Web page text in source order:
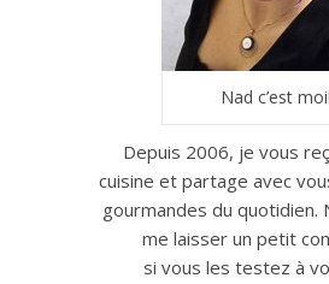
Nad c’est moi!
Depuis 2006, je vous
cuisine et partage avec
gourmandes du quotidien.
me laisser un petit
si vous les testez à